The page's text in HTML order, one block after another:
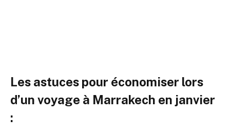
Les astuces pour économiser lors
d’un voyage à Marrakech en janvier
: